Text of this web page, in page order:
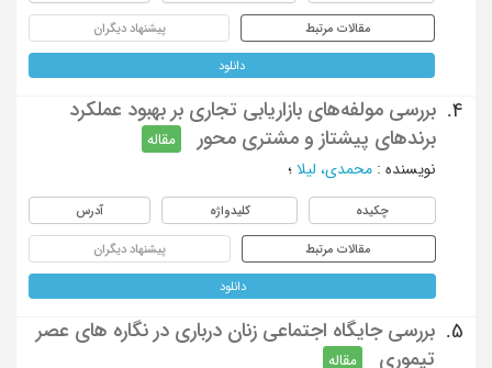
مقالات مرتبط پیشنهاد دیگران
دانلود
4.
بررسی مولفه‌های بازاریابی تجاری بر بهبود عملکرد
برندهای پیشتاز و مشتری محور
مقاله
نویسنده : محمدی، لیلا ؛
چکیده کلیدواژه آدرس
مقالات مرتبط پیشنهاد دیگران
دانلود
5.
بررسی جایگاه اجتماعی زنان درباری در نگاره های عصر
تیموری
مقاله